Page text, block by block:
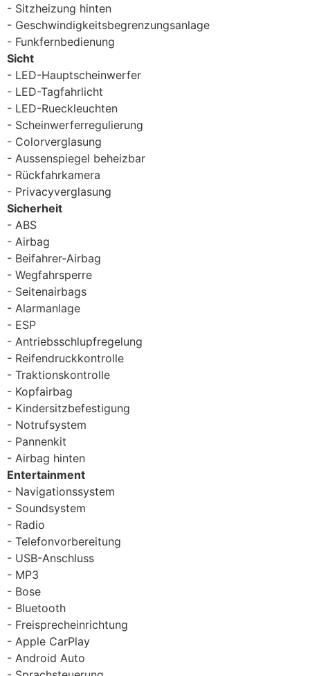
Sitzheizung hinten
Geschwindigkeitsbegrenzungsanlage
Funkfernbedienung
Sicht
LED-Hauptscheinwerfer
LED-Tagfahrlicht
LED-Rueckleuchten
Scheinwerferregulierung
Colorverglasung
Aussenspiegel beheizbar
Rückfahrkamera
Privacyverglasung
Sicherheit
ABS
Airbag
Beifahrer-Airbag
Wegfahrsperre
Seitenairbags
Alarmanlage
ESP
Antriebsschlupfregelung
Reifendruckkontrolle
Traktionskontrolle
Kopfairbag
Kindersitzbefestigung
Notrufsystem
Pannenkit
Airbag hinten
Entertainment
Navigationssystem
Soundsystem
Radio
Telefonvorbereitung
USB-Anschluss
MP3
Bose
Bluetooth
Freisprecheinrichtung
Apple CarPlay
Android Auto